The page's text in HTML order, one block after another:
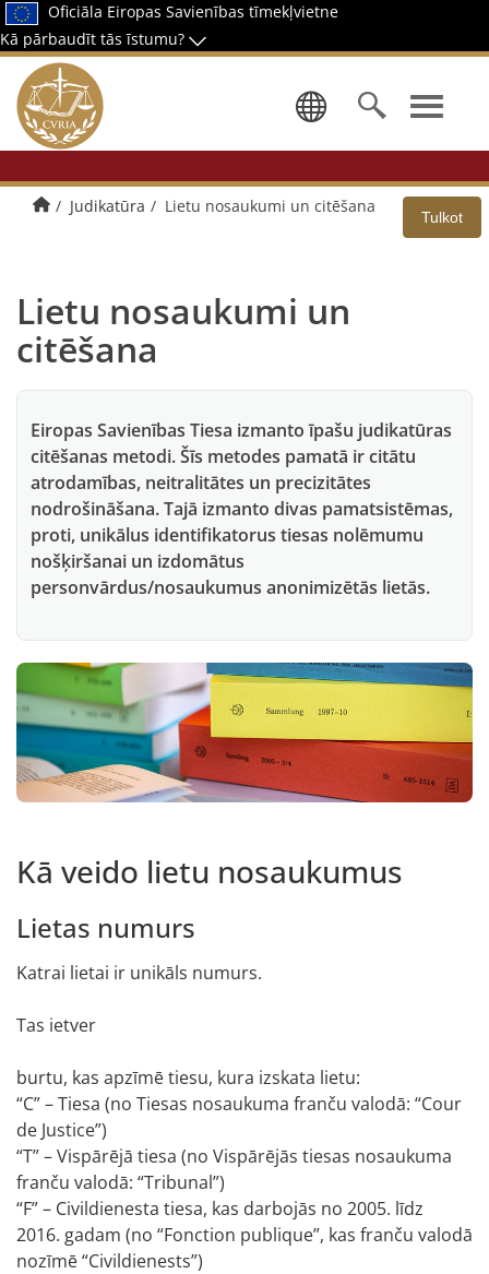
Oficiāla Eiropas Savienības tīmekļvietne
Kā pārbaudīt tās īstumu?
Izvēlēties
Sākumlapa
Judikatūra Lietu nosaukumi un citēšana
Tulkot
Lietu nosaukumi un
citēšana
Eiropas Savienības Tiesa izmanto īpašu judikatūras
citēšanas metodi. Šīs metodes pamatā ir citātu
atrodamības, neitralitātes un precizitātes
nodrošināšana. Tajā izmanto divas pamatsistēmas,
proti, unikālus identifikatorus tiesas nolēmumu
nošķiršanai un izdomātus
personvārdus/nosaukumus anonimizētās lietās.
Kā veido lietu nosaukumus
Lietas numurs
Katrai lietai ir unikāls numurs.
Tas ietver
burtu, kas apzīmē tiesu, kura izskata lietu:
“C” – Tiesa (no Tiesas nosaukuma franču valodā: “Cour
de Justice”)
“T” – Vispārējā tiesa (no Vispārējās tiesas nosaukuma
franču valodā: “Tribunal”)
“F” – Civildienesta tiesa, kas darbojās no 2005. līdz
2016. gadam (no “Fonction publique”, kas franču valodā
nozīmē “Civildienests”)